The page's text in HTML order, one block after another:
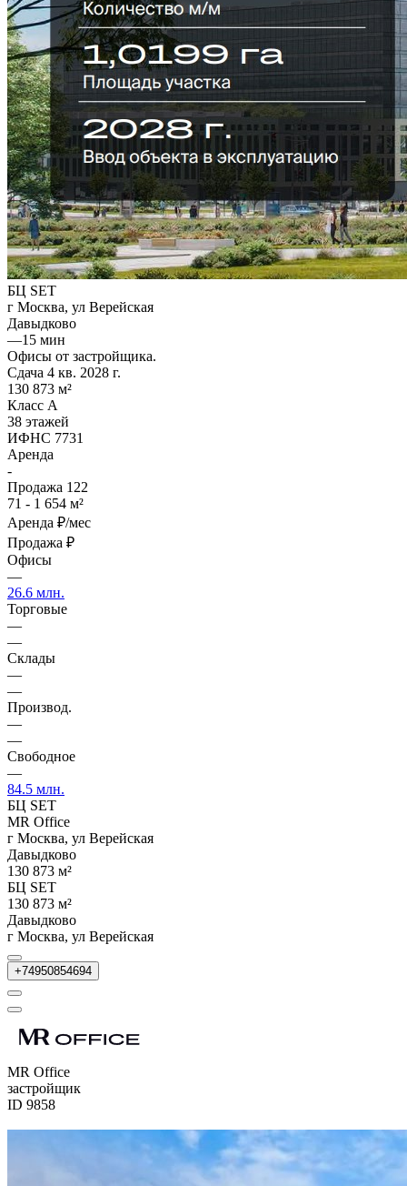
БЦ SET
г Москва, ул Верейская
Давыдково
—15 мин
Офисы от застройщика.
Сдача 4 кв. 2028 г.
130 873 м²
Класс A
38 этажей
ИФНС 7731
Аренда
-
Продажа 122
71 - 1 654 м²
Аренда ₽/мес
Продажа ₽
Офисы
—
26.6 млн.
Торговые
—
—
Склады
—
—
Производ.
—
—
Свободное
—
84.5 млн.
БЦ SET
MR Office
г Москва, ул Верейская
Давыдково
130 873 м²
БЦ SET
130 873 м²
Давыдково
г Москва, ул Верейская
+74950854694
MR Office
застройщик
ID 9858